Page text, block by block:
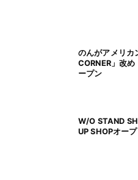
のんがアメリカ
CORNER」改
ープン
W/O STAND
UP SHOPオー